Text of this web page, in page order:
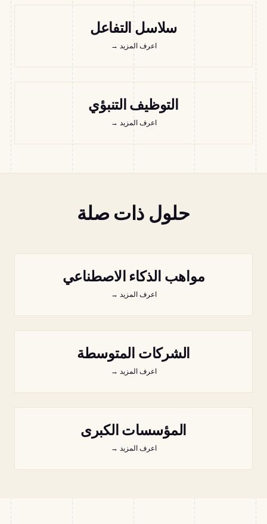
سلاسل التفاعل
اعرف المزيد →
التوظيف التنبؤي
اعرف المزيد →
حلول ذات صلة
مواهب الذكاء الاصطناعي
اعرف المزيد →
الشركات المتوسطة
اعرف المزيد →
المؤسسات الكبرى
اعرف المزيد →